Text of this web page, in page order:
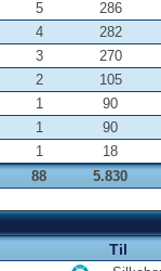
5
286
4
282
3
270
2
105
1
90
1
90
1
18
88
5.830
Til